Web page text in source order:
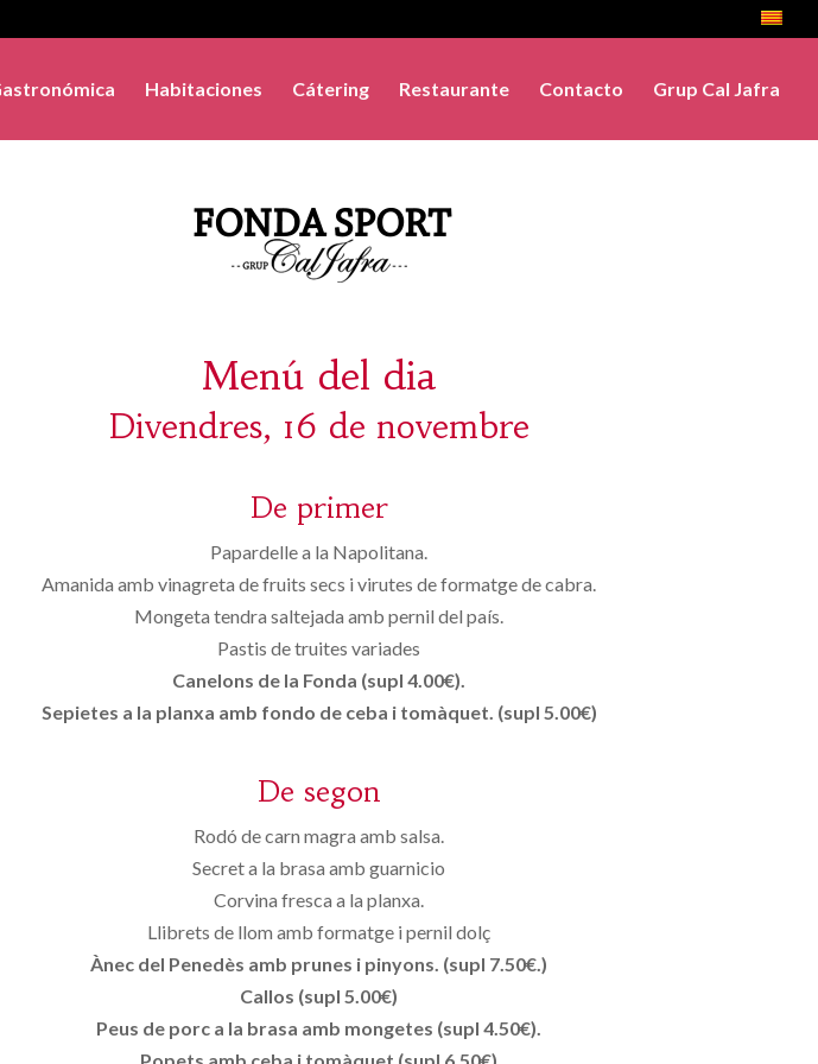
Habitaciones Cátering Restaurante Contacto Grup Cal Jafra
Menú del dia
Divendres, 16 de novembre
De primer
Papardelle a la Napolitana.
Amanida amb vinagreta de fruits secs i virutes de formatge de cabra.
Mongeta tendra saltejada amb pernil del país.
Pastis de truites variades
Canelons de la Fonda (supl 4.00€).
Sepietes a la planxa amb fondo de ceba i tomàquet. (supl 5.00€)
De segon
Rodó de carn magra amb salsa.
Secret a la brasa amb guarnicio
Corvina fresca a la planxa.
Llibrets de llom amb formatge i pernil dolç
Ànec del Penedès amb prunes i pinyons. (supl 7.50€.)
Callos (supl 5.00€)
Peus de porc a la brasa amb mongetes (supl 4.50€).